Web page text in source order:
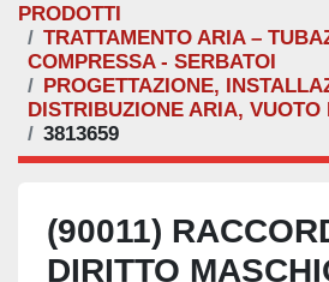
PRODOTTI
TRATTAMENTO ARIA –
COMPRESSA - SERBATOI
PROGETTAZIONE,
DISTRIBUZIONE ARIA, VUOTO
3813659
(90011)
DIRITTO